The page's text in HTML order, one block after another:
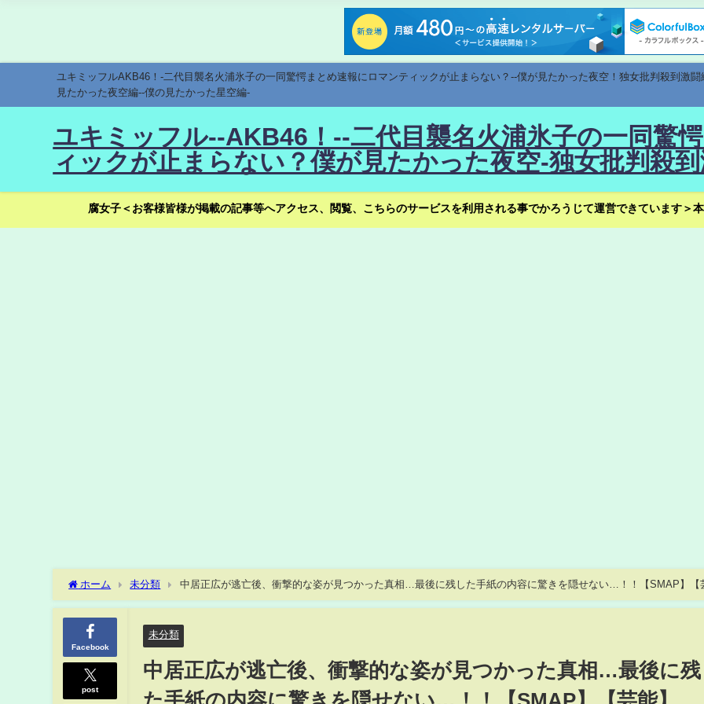
ユキミッフルAKB46！-二代目襲名火浦氷子の一同驚愕まとめ速報にロマンティックが止まらない？--僕が見たかった夜空！独女批判殺到激
見たかった夜空編--僕の見たかった星空編-
ユキミッフル--AKB46！--二代目襲名火浦氷子の一同驚
ィックが止まらない？僕が見たかった夜空-独女批判殺
腐女子＜お客様皆様が掲載の記事等へアクセス、閲覧、こちらのサービスを利用される事でかろうじて運営できています＞
ホーム 未分類
中居正広が逃亡後、衝撃的な姿が見つかった真相…最後に残した手紙の内容に驚きを隠せない…！！【SMAP】【
能】
Facebook
post
未分類
中居正広が逃亡後、衝撃的な姿が見つかった真相…最後に残
た手紙の内容に驚きを隠せない…！！【SMAP】【芸能】